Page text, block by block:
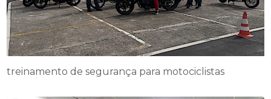
treinamento de segurança para motociclistas